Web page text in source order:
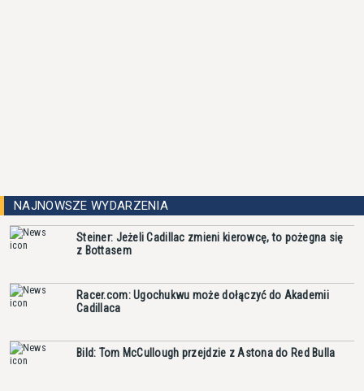
NAJNOWSZE WYDARZENIA
Steiner: Jeżeli Cadillac zmieni kierowcę, to pożegna się
z Bottasem
Racer.com: Ugochukwu może dołączyć do Akademii
Cadillaca
Bild: Tom McCullough przejdzie z Astona do Red Bulla